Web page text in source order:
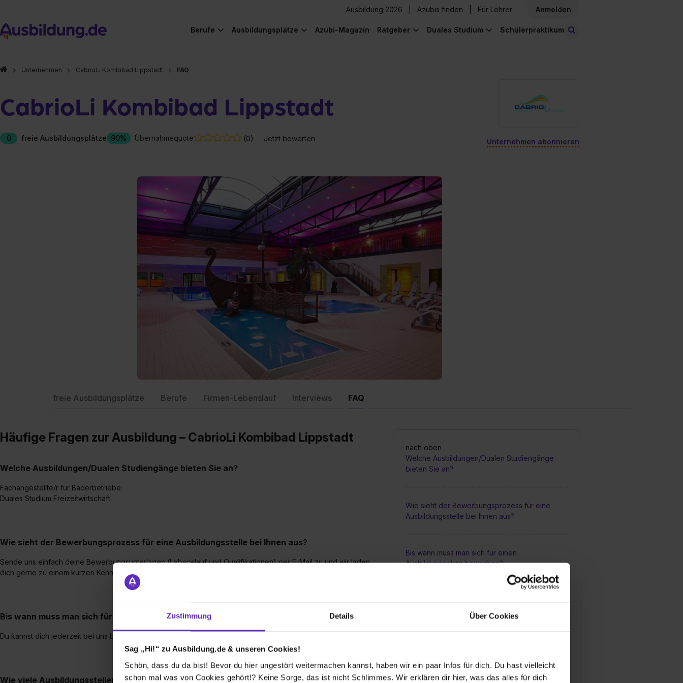
Zustimmung Details Über Cookies
Sag „Hi!“ zu Ausbildung.de & unseren Cookies!
Schön, dass du da bist! Bevor du hier ungestört weitermachen kannst, haben wir ein paar Infos für dich. Du hast vielleicht
schon mal was von Cookies gehört!? Keine Sorge, das ist nicht Schlimmes. Wir erklären dir hier, was das alles für dich
Ausbildung 2026 Azubis finden Für Lehrer Anmelden
Berufe Ausbildungsplätze Azubi-Magazin Ratgeber Duales Studium Schülerpraktikum
Unternehmen CabrioLi Kombibad Lippstadt FAQ
CabrioLi Kombibad Lippstadt
0 freie Ausbildungsplätze 90% Übernahmequote (0) Jetzt bewerten Unternehmen abonnieren
freie Ausbildungsplätze Berufe Firmen-Lebenslauf Interviews FAQ
nach oben
Welche Ausbildungen/Dualen Studiengänge
bieten Sie an?
Wie sieht der Bewerbungsprozess für eine
Ausbildungsstelle bei Ihnen aus?
Bis wann muss man sich für einen
Ausbildungsplatz bewerben?
Wie viele Ausbildungsstellen werden jährlich
bei Ihnen ausgeschrieben?
Häufige Fragen zur Ausbildung – CabrioLi Kombibad Lippstadt
Welche Ausbildungen/Dualen Studiengänge bieten Sie an?
Fachangestellte/r für Bäderbetriebe
Duales Studium Freizeitwirtschaft
Wie sieht der Bewerbungsprozess für eine Ausbildungsstelle bei Ihnen aus?
Sende uns einfach deine Bewerbungsunterlagen (Lebenslauf und Qualifikationen) per E-Mail zu und wir laden
dich gerne zu einem kurzen Kennenlerngespräch vor Ort ein.
Bis wann muss man sich für einen Ausbildungsplatz bewerben?
Du kannst dich jederzeit bei uns bewerben.
Wie viele Ausbildungsstellen werden jährlich bei Ihnen ausgeschrieben?